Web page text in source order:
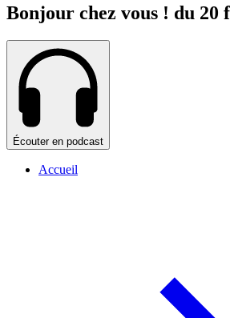
Bonjour chez vous ! du 20
Écouter en podcast
Accueil